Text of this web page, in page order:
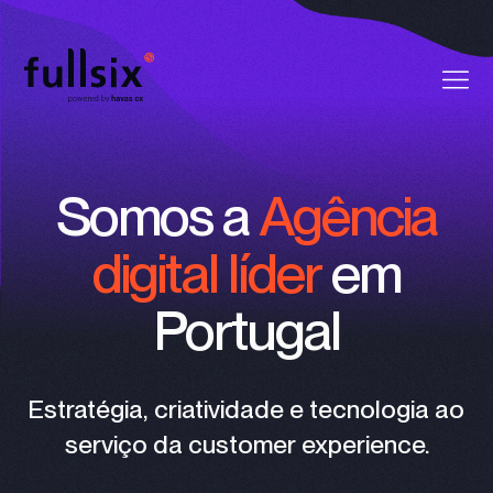
Quem Somos
Clientes
Serviços
Vagas
Contactos
Somos aAgência
digital líderem
Portugal
Estratégia, criatividade e tecnologia ao
serviço da customer experience.